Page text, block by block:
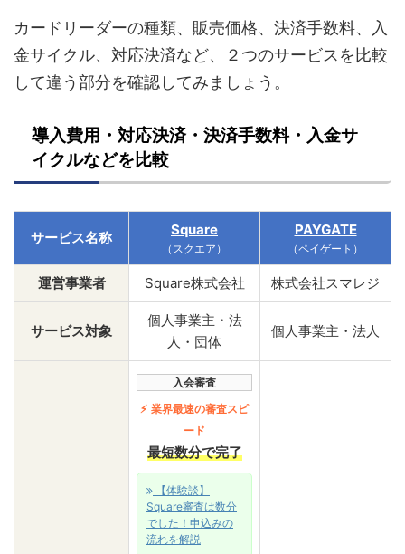
カードリーダーの種類、販売価格、決済手数料、入
金サイクル、対応決済など、２つのサービスを比較
して違う部分を確認してみましょう。
導入費用・対応決済・決済手数料・入金サ
イクルなどを比較
サービス名称 Square
（スクエア）
PAYGATE
（ペイゲート）
運営事業者 Square株式会社 株式会社スマレジ
サービス対象
個人事業主・法
人・団体
個人事業主・法人
入会審査
業界最速の審査スピ
ード
最短数分で完了
【体験談】
Square審査は数分
でした！申込みの
流れを解説